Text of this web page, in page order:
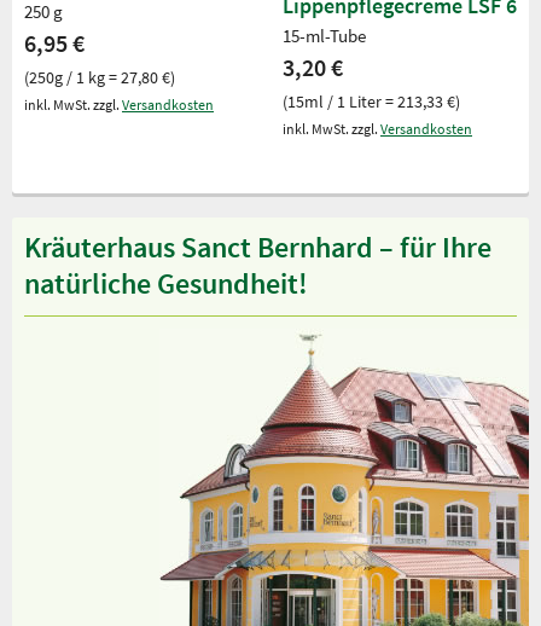
250 g
6,95 €
(250g / 1 kg = 27,80 €)
inkl. MwSt. zzgl. Versandkosten
15-ml-Tube
3,20 €
(15ml / 1 Liter = 213,33 €)
inkl. MwSt. zzgl. Versandkosten
Kräuterhaus Sanct Bernhard – für Ihre
natürliche Gesundheit!